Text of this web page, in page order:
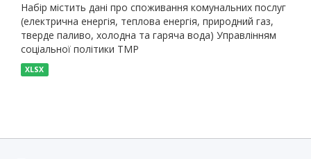
Набір містить дані про споживання комунальних послуг
(електрична енергія, теплова енергія, природний газ,
тверде паливо, холодна та гаряча вода) Управлінням
соціальної політики ТМР
XLSX